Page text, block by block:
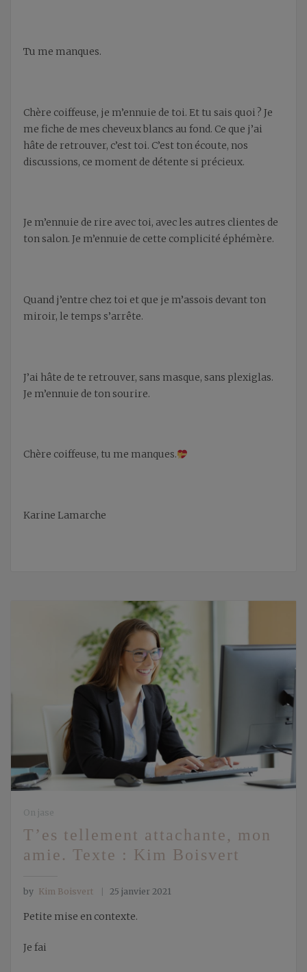
Tu me manques.
Chère coiffeuse, je m’ennuie de toi. Et tu sais quoi ? Je
me fiche de mes cheveux blancs au fond. Ce que j’ai
hâte de retrouver, c’est toi. C’est ton écoute, nos
discussions, ce moment de détente si précieux.
Je m’ennuie de rire avec toi, avec les autres clientes de
ton salon. Je m’ennuie de cette complicité éphémère.
Quand j’entre chez toi et que je m’assois devant ton
miroir, le temps s’arrête.
J’ai hâte de te retrouver, sans masque, sans plexiglas.
Je m’ennuie de ton sourire.
Chère coiffeuse, tu me manques.
Karine Lamarche
On jase
T’es tellement attachante, mon
amie. Texte : Kim Boisvert
by Kim Boisvert 25 janvier 2021
Petite mise en contexte.
Je fai